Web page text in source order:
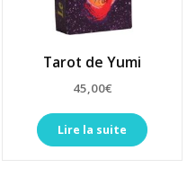
Tarot de Yumi
45,00€
Lire la suite